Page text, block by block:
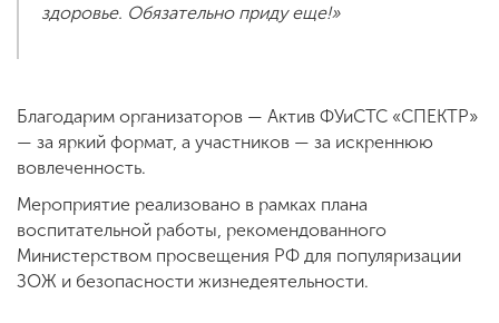
здоровье. Обязательно приду еще!»
Благодарим организаторов — Актив ФУиСТС «СПЕКТР»
— за яркий формат, а участников — за искреннюю
вовлеченность.
Мероприятие реализовано в рамках плана
воспитательной работы, рекомендованного
Министерством просвещения РФ для популяризации
ЗОЖ и безопасности жизнедеятельности.